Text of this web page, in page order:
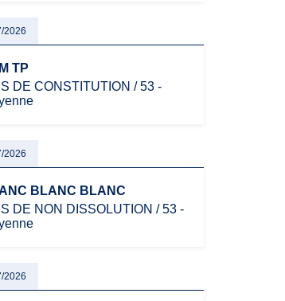
2026
TP
DE CONSTITUTION / 53 -
2026
BLANC BLANC
DE NON DISSOLUTION / 53 -
2026